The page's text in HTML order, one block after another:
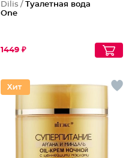
Dilis / Туалетная вода
One
1449 ₽